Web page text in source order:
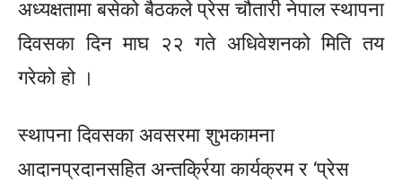
अध्यक्षतामा बसेको बैठकले प्रेस चौतारी नेपाल स्थापना
दिवसका दिन माघ २२ गते अधिवेशनको मिति तय
गरेको हो ।
स्थापना दिवसका अवसरमा शुभकामना
आदानप्रदानसहित अन्तर्क्रिया कार्यक्रम र ‘प्रेस